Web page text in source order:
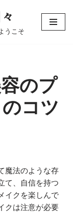
うこそ
のプ
コツ
魔法のような存
て、自信を持つ
イクを楽しんで
クは注意が必要